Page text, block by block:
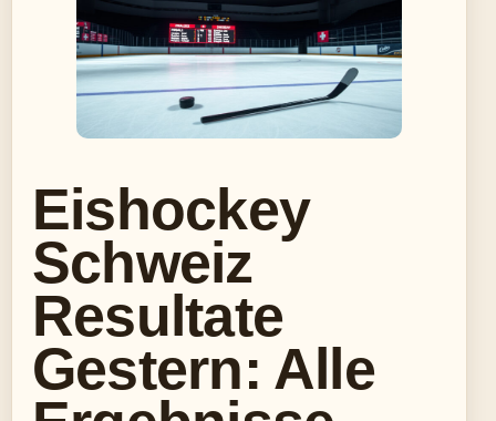
Eishockey
Schweiz
Resultate
Gestern: Alle